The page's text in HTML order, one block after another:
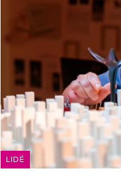
LIDÉ